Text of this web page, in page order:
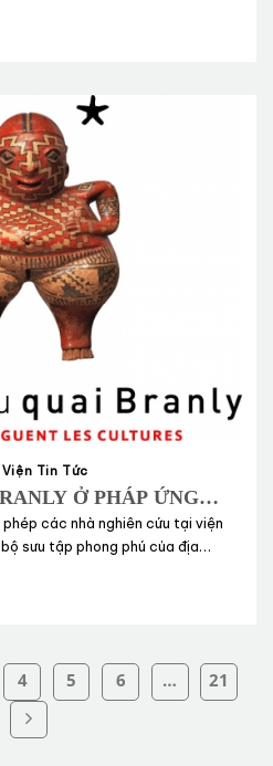
Tin Tức
Ở PHÁP ỨNG
CỦA EX LIBRIS
các nhà nghiên cứu tại viện
sưu tập phong phú của địa
4 5 6 … 21